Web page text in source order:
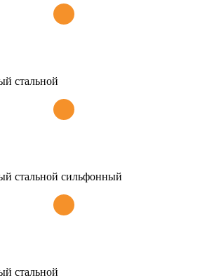
стальной
стальной сильфонный
стальной